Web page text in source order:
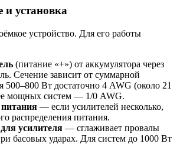
установка
устройство. Для его работы
(питание «+») от аккумулятора через
Сечение зависит от суммарной
500–800 Вт достаточно 4 AWG (около 21
мощных систем — 1/0 AWG.
питания — если усилителей несколько,
распределения питания.
усилителя — сглаживает провалы
басовых ударах. Для систем до 1000 Вт